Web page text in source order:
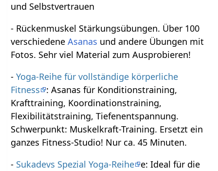
und Selbstvertrauen
- Rückenmuskel Stärkungsübungen. Über 100
verschiedeneAsanas und andere Übungen mit
Fotos. Sehr viel Material zum Ausprobieren!
-Yoga-Reihe für vollständige körperliche
Fitness
: Asanas für Konditionstraining,
Krafttraining, Koordinationstraining,
Flexibilitätstraining, Tiefenentspannung.
Schwerpunkt: Muskelkraft-Training. Ersetzt ein
ganzes Fitness-Studio! Nur ca. 45 Minuten.
- Sukadevs Spezial Yoga-Reihe e: Ideal für die